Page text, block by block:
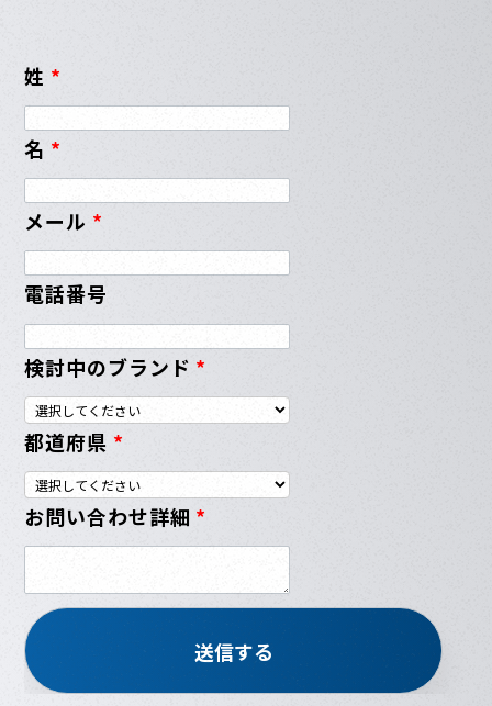
姓 *
名 *
メール *
電話番号
検討中のブランド *
都道府県 *
お問い合わせ詳細 *